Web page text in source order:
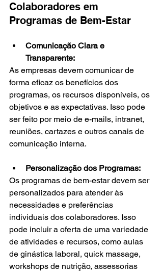
Colaboradores em
Programas de Bem-Estar
Comunicação Clara e
Transparente:
As empresas devem comunicar de
forma eficaz os benefícios dos
programas, os recursos disponíveis, os
objetivos e as expectativas. Isso pode
ser feito por meio de e-mails, intranet,
reuniões, cartazes e outros canais de
comunicação interna.
Personalização dos Programas:
Os programas de bem-estar devem ser
personalizados para atender às
necessidades e preferências
individuais dos colaboradores. Isso
pode incluir a oferta de uma variedade
de atividades e recursos, como aulas
de ginástica laboral, quick massage,
workshops de nutrição, assessorias